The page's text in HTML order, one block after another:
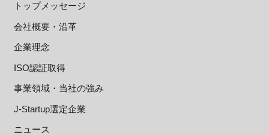
トップメッセージ
会社概要・沿革
企業理念
ISO認証取得
事業領域・当社の強み
J-Startup選定企業
ニュース